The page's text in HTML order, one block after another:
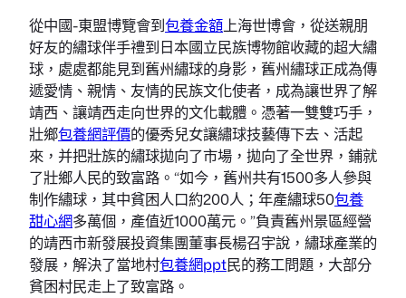
從中國-東盟博覽會到包養金額上海世博會，從送親朋
好友的繡球伴手禮到日本國立民族博物館收藏的超大繡
球，處處都能見到舊州繡球的身影，舊州繡球正成為傳
遞愛情、親情、友情的民族文化使者，成為讓世界了解
靖西、讓靖西走向世界的文化載體。憑著一雙雙巧手，
壯鄉包養網評價的優秀兒女讓繡球技藝傳下去、活起
來，并把壯族的繡球拋向了市場，拋向了全世界，鋪就
了壯鄉人民的致富路。“如今，舊州共有1500多人參與
制作繡球，其中貧困人口約200人；年產繡球50包養
甜心網多萬個，產值近1000萬元。”負責舊州景區經營
的靖西市新發展投資集團董事長楊召宇說，繡球產業的
發展，解決了當地村包養網ppt民的務工問題，大部分
貧困村民走上了致富路。